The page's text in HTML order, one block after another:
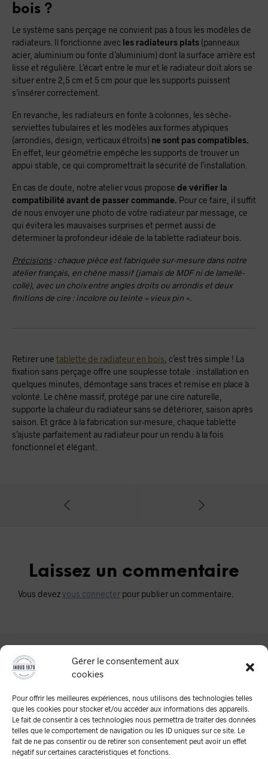
Gérer le consentement aux
cookies
Pour offrir les meilleures expériences, nous utilisons des technologies telles
que les cookies pour stocker et/ou accéder aux informations des appareils.
Le fait de consentir à ces technologies nous permettra de traiter des données
telles que le comportement de navigation ou les ID uniques sur ce site. Le
fait de ne pas consentir ou de retirer son consentement peut avoir un effet
négatif sur certaines caractéristiques et fonctions.
bois ?
Le système sans perçage ne convient pas à tous les modèles de
radiateurs. Il fonctionne avec les radiateurs plats (panneaux
acier, aluminium ou fonte d’aluminium) dont la surface arrière est
lisse et régulière. L’écart entre le mur et le radiateur doit alors se
situer entre 2,5 cm et 5 cm pour que les supports puissent
s’insérer correctement.
En revanche, les radiateurs en fonte à colonnes, les sèche-
serviettes tubulaires et les modèles aux formes atypiques
(arrondies, design, verticaux étroits) ne sont pas compatibles.
En effet, leur géométrie empêche les supports de trouver un
appui stable, ce qui compromettrait la sécurité de l’installation.
En cas de doute, notre atelier vous propose de vérifier la
compatibilité avant de passer commande. Pour ce faire, il suffit
de nous envoyer une photo de votre radiateur par message, ce
qui évitera les mauvaises surprises et permet aussi de
déterminer la profondeur idéale de la tablette radiateur bois.
Précisions : chaque pièce est fabriquée sur-mesure dans notre
atelier français, en chêne massif (jamais de MDF ni de lamellé-
collé), avec un choix entre angles droits ou arrondis et deux
finitions de cire : incolore ou teinte « vieux pin ».
Retirer une tablette de radiateur en bois , c’est très simple ! La
fixation sans perçage offre une souplesse totale : installation en
quelques minutes, démontage sans traces et remise en place à
volonté. Le chêne massif, protégé par une cire naturelle,
supporte la chaleur du radiateur sans se détériorer, saison après
saison. Et grâce à la fabrication sur-mesure, chaque tablette
s’ajuste parfaitement au radiateur pour un rendu à la fois
fonctionnel et élégant.
Laissez un commentaire
Vous devezvous connecter pour publier un commentaire.
A Propos